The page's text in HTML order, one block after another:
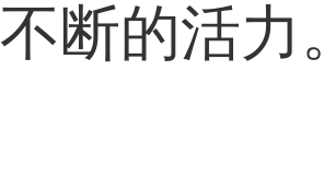
不断的活力